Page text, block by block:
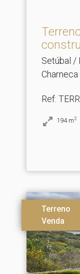
Setúbal /
Charneca
Ref:
194 m2
Terreno
Venda